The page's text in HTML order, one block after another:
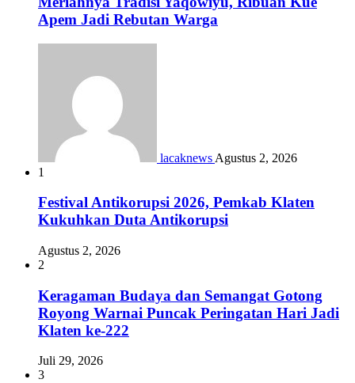
Apem Jadi Rebutan Warga
lacaknews Agustus 2, 2026
1
Festival Antikorupsi 2026, Pemkab Klaten
Kukuhkan Duta Antikorupsi
Agustus 2, 2026
2
Keragaman Budaya dan Semangat Gotong
Royong Warnai Puncak Peringatan Hari Jadi
Klaten ke-222
Juli 29, 2026
3